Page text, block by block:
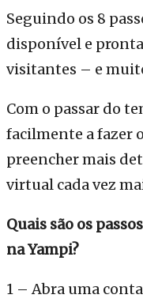
Seguindo os 8
disponível e
visitantes – e
Com o passar do
facilmente a fazer
preencher mais
virtual cada vez
Quais são os
na Yampi?
1 – Abra uma